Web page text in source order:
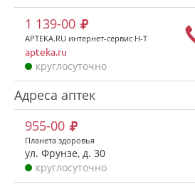
1 139-00
APTEKA.RU интернет-сервис Н-Т
apteka.ru
круглосуточно
Адреса аптек
955-00
Планета здоровья
ул. Фрунзе, д. 30
круглосуточно